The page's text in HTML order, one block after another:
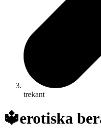
trekant
🔱erotiska